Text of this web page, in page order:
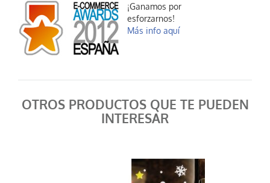
¡Ganamos por
esforzarnos!
Más info aquí
OTROS PRODUCTOS QUE TE PUEDEN
INTERESAR